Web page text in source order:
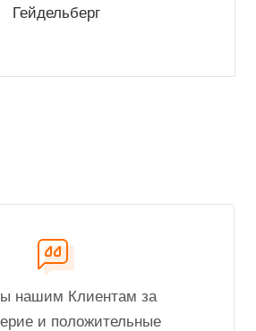
Гейдельберг
нашим Клиентам за
и положительные